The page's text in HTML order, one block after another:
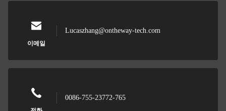
이메일
Lucaszhang@ontheway-tech.com
0086-755-23772-765